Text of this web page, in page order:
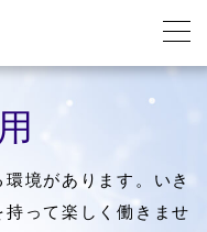
境があります。いき
って楽しく働きませ